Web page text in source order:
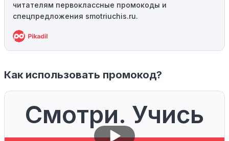
читателям первоклассные промокоды и
спецпредложения smotriuchis.ru.
Как использовать промокод?
Смотри. Учись